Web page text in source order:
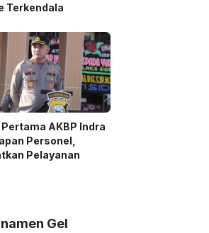
Terkendala
AKBP Indra
Personel,
Pelayanan
Gel